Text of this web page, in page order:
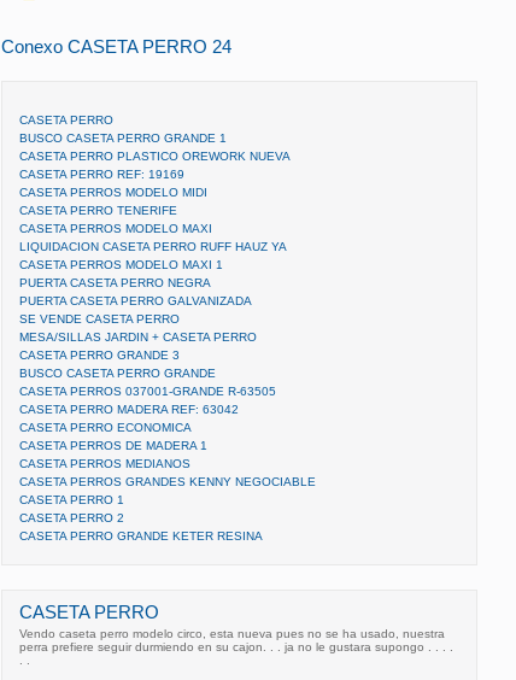
Conexo CASETA PERRO 24
CASETA PERRO
BUSCO CASETA PERRO GRANDE 1
CASETA PERRO PLASTICO OREWORK NUEVA
CASETA PERRO REF: 19169
CASETA PERROS MODELO MIDI
CASETA PERRO TENERIFE
CASETA PERROS MODELO MAXI
LIQUIDACION CASETA PERRO RUFF HAUZ YA
CASETA PERROS MODELO MAXI 1
PUERTA CASETA PERRO NEGRA
PUERTA CASETA PERRO GALVANIZADA
SE VENDE CASETA PERRO
MESA/SILLAS JARDIN + CASETA PERRO
CASETA PERRO GRANDE 3
BUSCO CASETA PERRO GRANDE
CASETA PERROS 037001-GRANDE R-63505
CASETA PERRO MADERA REF: 63042
CASETA PERRO ECONOMICA
CASETA PERROS DE MADERA 1
CASETA PERROS MEDIANOS
CASETA PERROS GRANDES KENNY NEGOCIABLE
CASETA PERRO 1
CASETA PERRO 2
CASETA PERRO GRANDE KETER RESINA
CASETA PERRO
Vendo caseta perro modelo circo, esta nueva pues no se ha usado, nuestra
perra prefiere seguir durmiendo en su cajon. . . ja no le gustara supongo . . . .